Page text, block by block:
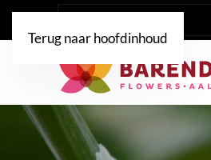
Terug naar hoofdinhoud